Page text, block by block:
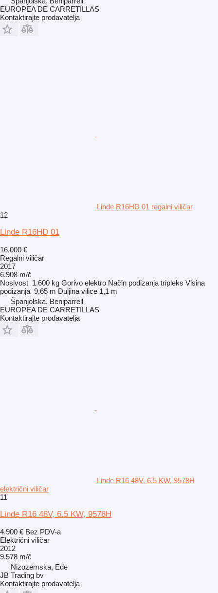
EUROPEA DE CARRETILLAS
Kontaktirajte prodavatelja
Linde R16HD 01 regalni viličar
12
Linde R16HD 01
16.000 €
Regalni viličar
2017
6.908 m/č
Nosivost 1.600 kg Gorivo elektro Način podizanja tripleks Visina
podizanja 9,65 m Duljina vilice 1,1 m
Španjolska, Beniparrell
EUROPEA DE CARRETILLAS
Kontaktirajte prodavatelja
Linde R16 48V, 6.5 KW, 9578H
električni viličar
11
Linde R16 48V, 6.5 KW, 9578H
4.900 € Bez PDV-a
Električni viličar
2012
9.578 m/č
Nizozemska, Ede
JB Trading bv
Kontaktirajte prodavatelja